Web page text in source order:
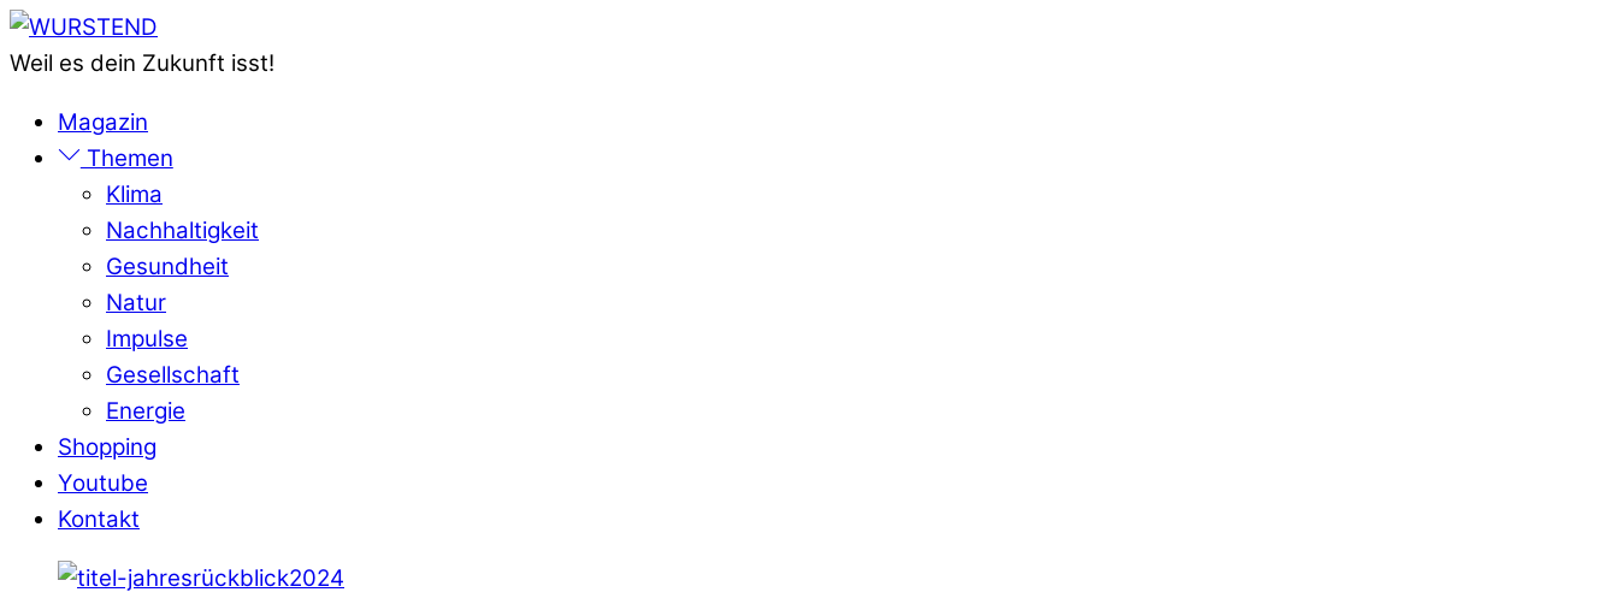
Skip
to
Menu
Weil es dein Zukunft isst!
Magazin
Themen
Klima
Nachhaltigkeit
Gesundheit
Natur
Impulse
Gesellschaft
Energie
Shopping
Youtube
Kontakt
Close